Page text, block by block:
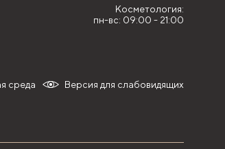
Косметология:
пн-вс: 09:00 - 21:00
Версия для слабовидящих
среда